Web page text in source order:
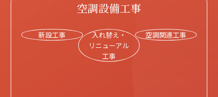
空調設備工事
新設工事
入れ替え・
リニューアル
工事
空調関連工事